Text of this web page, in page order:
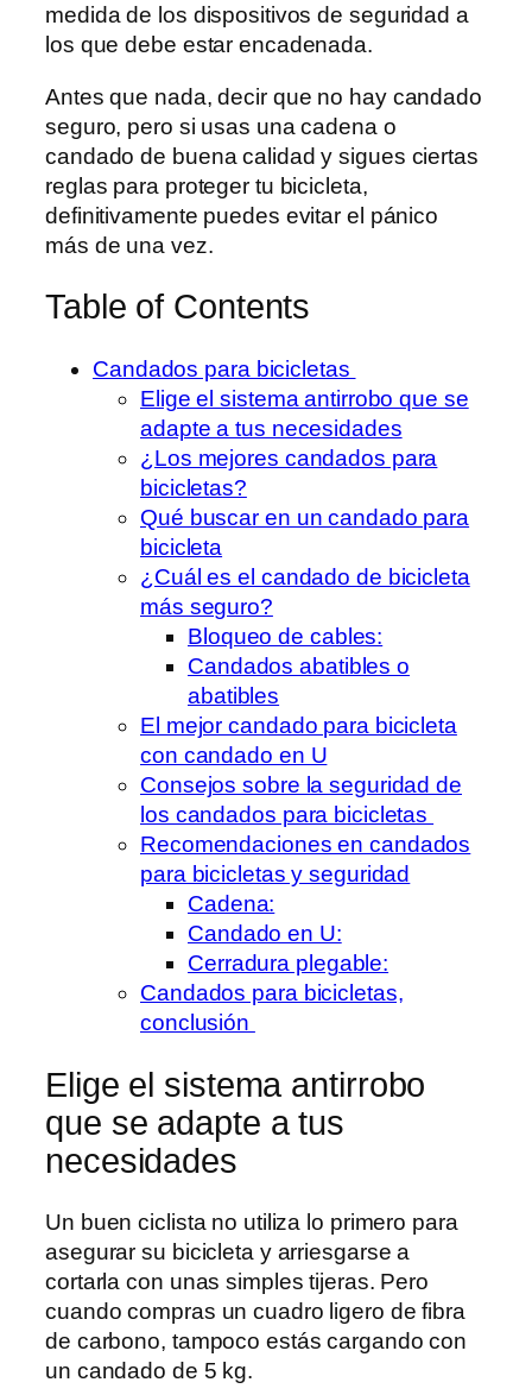
medida de los dispositivos de seguridad a
los que debe estar encadenada.
Antes que nada, decir que no hay candado
seguro, pero si usas una cadena o
candado de buena calidad y sigues ciertas
reglas para proteger tu bicicleta,
definitivamente puedes evitar el pánico
más de una vez.
Table of Contents
Candados para bicicletas
Elige el sistema antirrobo que se
adapte a tus necesidades
¿Los mejores candados para
bicicletas?
Qué buscar en un candado para
bicicleta
¿Cuál es el candado de bicicleta
más seguro?
Bloqueo de cables:
Candados abatibles o
abatibles
El mejor candado para bicicleta
con candado en U
Consejos sobre la seguridad de
los candados para bicicletas
Recomendaciones en candados
para bicicletas y seguridad
Cadena:
Candado en U:
Cerradura plegable:
Candados para bicicletas,
conclusión
Elige el sistema antirrobo
que se adapte a tus
necesidades
Un buen ciclista no utiliza lo primero para
asegurar su bicicleta y arriesgarse a
cortarla con unas simples tijeras. Pero
cuando compras un cuadro ligero de fibra
de carbono, tampoco estás cargando con
un candado de 5 kg.